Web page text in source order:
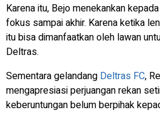
Karena itu, Bejo menekankan
fokus sampai akhir. Karena ketika
itu bisa dimanfaatkan oleh lawan
Deltras.
Sementara gelandang Deltras FC,
mengapresiasi perjuangan rekan
keberuntungan belum berpihak